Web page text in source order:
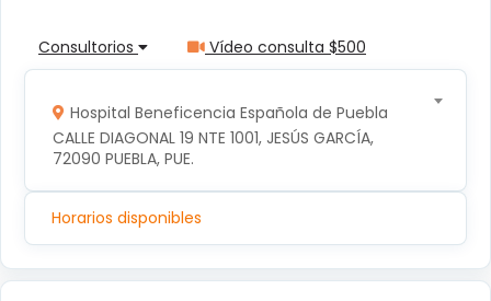
Consultorios Vídeo consulta $500
Hospital Beneficencia Española de Puebla
CALLE DIAGONAL 19 NTE 1001, JESÚS GARCÍA,
72090 PUEBLA, PUE.
Horarios disponibles